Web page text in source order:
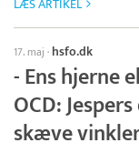
17. maj · hsfo.dk
- Ens hjerne
OCD:
skæve